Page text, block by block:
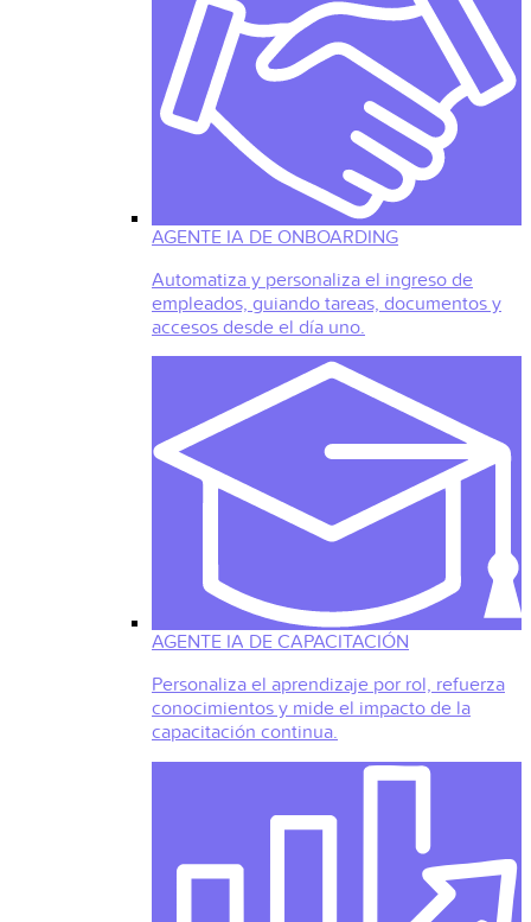
AGENTE IA DE ONBOARDING
Automatiza y personaliza el ingreso de
empleados, guiando tareas, documentos y
accesos desde el día uno.
AGENTE IA DE CAPACITACIÓN
Personaliza el aprendizaje por rol, refuerza
conocimientos y mide el impacto de la
capacitación continua.